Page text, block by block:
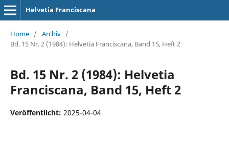
Helvetia Franciscana
Home / Archiv /
Bd. 15 Nr. 2 (1984): Helvetia Franciscana, Band 15, Heft 2
Bd. 15 Nr. 2 (1984): Helvetia
Franciscana, Band 15, Heft 2
Veröffentlicht: 2025-04-04